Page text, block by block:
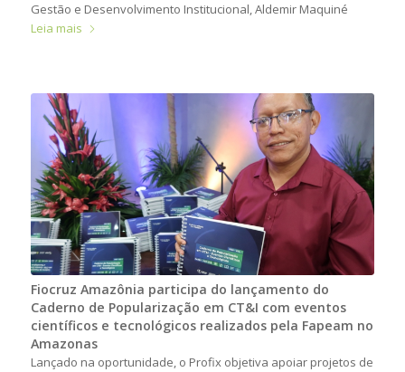
Gestão e Desenvolvimento Institucional, Aldemir Maquiné
Leia mais
Fiocruz Amazônia participa do lançamento do
Caderno de Popularização em CT&I com eventos
científicos e tecnológicos realizados pela Fapeam no
Amazonas
Lançado na oportunidade, o Profix objetiva apoiar projetos de